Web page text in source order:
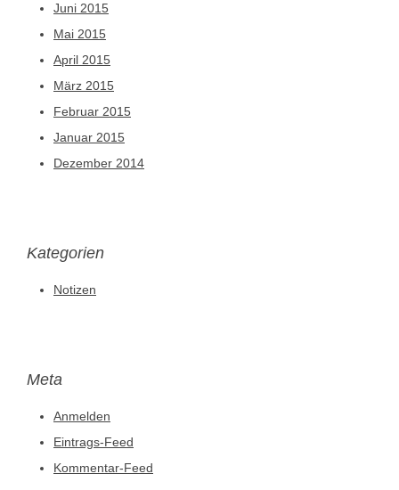
Juni 2015
Mai 2015
April 2015
März 2015
Februar 2015
Januar 2015
Dezember 2014
Kategorien
Notizen
Meta
Anmelden
Eintrags-Feed
Kommentar-Feed